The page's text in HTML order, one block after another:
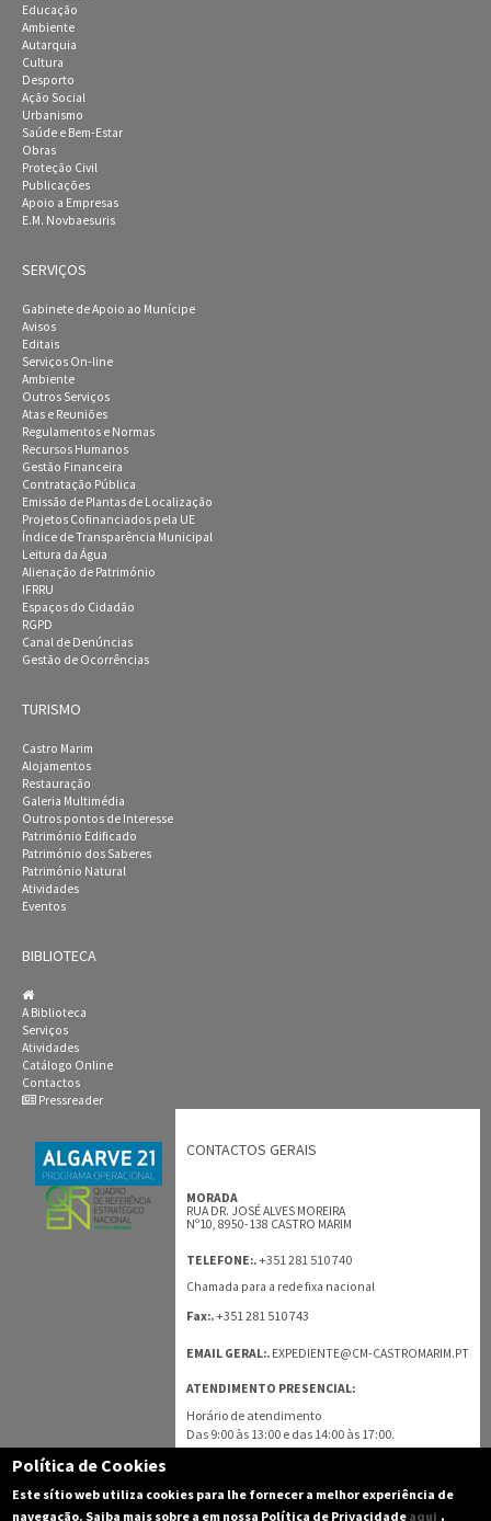
Educação
Ambiente
Autarquia
Cultura
Desporto
Ação Social
Urbanismo
Saúde e Bem-Estar
Obras
Proteção Civil
Publicações
Apoio a Empresas
E.M. Novbaesuris
SERVIÇOS
Gabinete de Apoio ao Munícipe
Avisos
Editais
Serviços On-line
Ambiente
Outros Serviços
Atas e Reuniões
Regulamentos e Normas
Recursos Humanos
Gestão Financeira
Contratação Pública
Emissão de Plantas de Localização
Projetos Cofinanciados pela UE
Índice de Transparência Municipal
Leitura da Água
Alienação de Património
IFRRU
Espaços do Cidadão
RGPD
Canal de Denúncias
Gestão de Ocorrências
TURISMO
Castro Marim
Alojamentos
Restauração
Galeria Multimédia
Outros pontos de Interesse
Património Edificado
Património dos Saberes
Património Natural
Atividades
Eventos
BIBLIOTECA
A Biblioteca
Serviços
Atividades
Catálogo Online
Contactos
Pressreader
CONTACTOS GERAIS
MORADA
RUA DR. JOSÉ ALVES MOREIRA
Nº10, 8950-138 CASTRO MARIM
TELEFONE:.+351 281 510 740
Chamada para a rede fixa nacional
Fax:.+351 281 510 743
EMAIL GERAL:. EXPEDIENTE@CM-CASTROMARIM.PT
ATENDIMENTO PRESENCIAL:
Horário de atendimento
Das 9:00 às 13:00 e das 14:00 às 17:00.
Política de Cookies
Este sítio web utiliza cookies para lhe fornecer a melhor experiência de
navegação. Saiba mais sobre a em nossa Política de Privacidade aqui .